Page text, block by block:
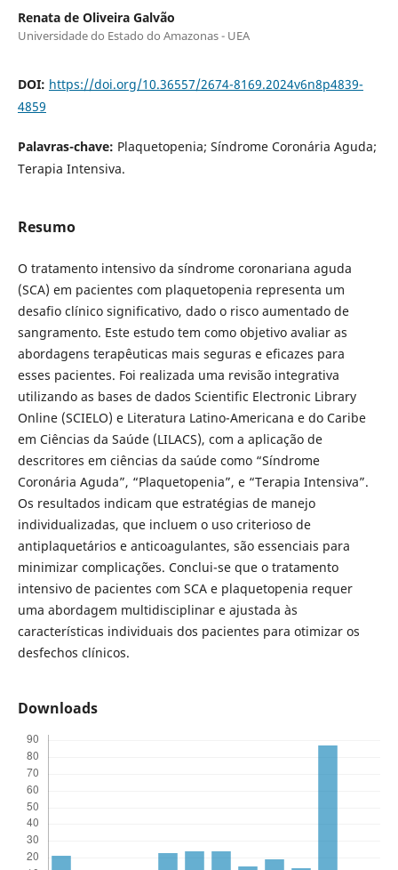
Renata de Oliveira Galvão
Universidade do Estado do Amazonas - UEA
DOI: https://doi.org/10.36557/2674-8169.2024v6n8p4839-
4859
Palavras-chave: Plaquetopenia; Síndrome Coronária Aguda;
Terapia Intensiva.
Resumo
O tratamento intensivo da síndrome coronariana aguda
(SCA) em pacientes com plaquetopenia representa um
desafio clínico significativo, dado o risco aumentado de
sangramento. Este estudo tem como objetivo avaliar as
abordagens terapêuticas mais seguras e eficazes para
esses pacientes. Foi realizada uma revisão integrativa
utilizando as bases de dados Scientific Electronic Library
Online (SCIELO) e Literatura Latino-Americana e do Caribe
em Ciências da Saúde (LILACS), com a aplicação de
descritores em ciências da saúde como “Síndrome
Coronária Aguda”, “Plaquetopenia”, e “Terapia Intensiva”.
Os resultados indicam que estratégias de manejo
individualizadas, que incluem o uso criterioso de
antiplaquetários e anticoagulantes, são essenciais para
minimizar complicações. Conclui-se que o tratamento
intensivo de pacientes com SCA e plaquetopenia requer
uma abordagem multidisciplinar e ajustada às
características individuais dos pacientes para otimizar os
desfechos clínicos.
Downloads